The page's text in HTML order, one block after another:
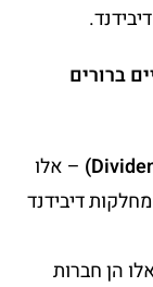
ברורים
– אלו
שנים ברצף מחלקות דיבידנד
הן חברות